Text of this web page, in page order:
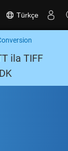
Türkçe
ila TIFF